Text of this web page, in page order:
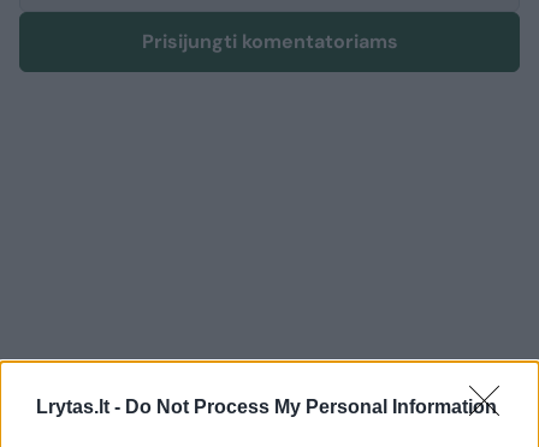
Lrytas.lt - Do Not Process My Personal Information
Prisijungti komentatoriams